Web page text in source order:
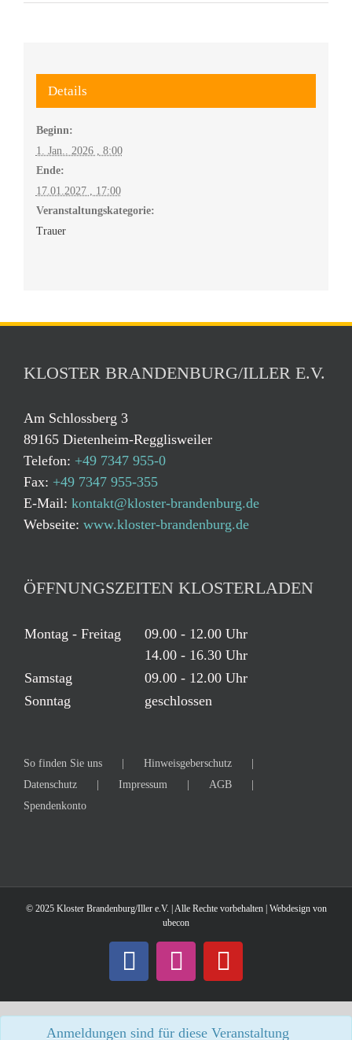
Details
Beginn:
1. Jan.. 2026 , 8:00
Ende:
17.01.2027 , 17:00
Veranstaltungskategorie:
Trauer
KLOSTER BRANDENBURG/ILLER E.V.
Am Schlossberg 3
89165 Dietenheim-Regglisweiler
Telefon: +49 7347 955-0
Fax: +49 7347 955-355
E-Mail: kontakt@kloster-brandenburg.de
Webseite: www.kloster-brandenburg.de
ÖFFNUNGSZEITEN KLOSTERLADEN
Montag - Freitag
09.00 - 12.00 Uhr
14.00 - 16.30 Uhr
Samstag
09.00 - 12.00 Uhr
Sonntag
geschlossen
So finden Sie uns
Hinweisgeberschutz
Datenschutz
Impressum
AGB
Spendenkonto
© 2025 Kloster Brandenburg/Iller e.V. | Alle Rechte vorbehalten | Webdesign von
ubecon
Anmeldungen sind für diese Veranstaltung